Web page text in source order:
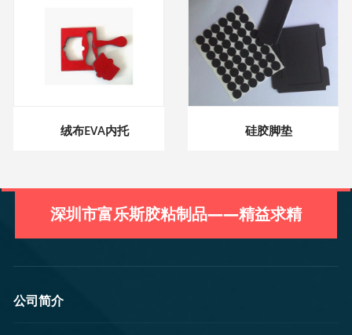
绒布EVA内托 硅胶脚垫
深圳市富乐斯胶粘制品——精益求精
公司简介